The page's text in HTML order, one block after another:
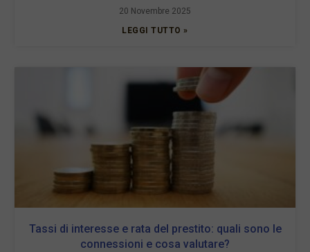
20 Novembre 2025
LEGGI TUTTO »
Tassi di interesse e rata del prestito: quali sono le
connessioni e cosa valutare?